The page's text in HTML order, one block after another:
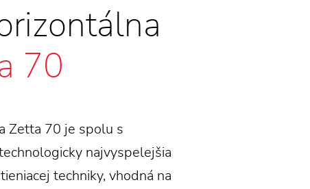
70
Zetta 70 je spolu s
najvyspelejšia
techniky, vhodná na